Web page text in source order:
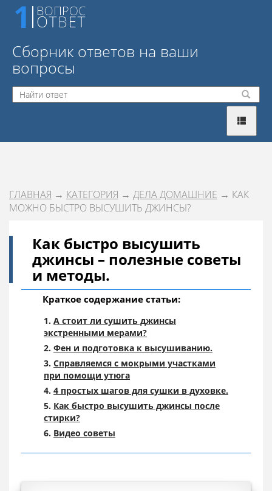
Сборник ответов на ваши
вопросы
ГЛАВНАЯ → КАТЕГОРИЯ → ДЕЛА ДОМАШНИЕ → КАК
МОЖНО БЫСТРО ВЫСУШИТЬ ДЖИНСЫ?
Как быстро высушить
джинсы – полезные советы
и методы.
Краткое содержание статьи:
А стоит ли сушить джинсы
экстренными мерами?
Фен и подготовка к высушиванию.
Справляемся с мокрыми участками
при помощи утюга
4 простых шагов для сушки в духовке.
Как быстро высушить джинсы после
стирки?
Видео советы